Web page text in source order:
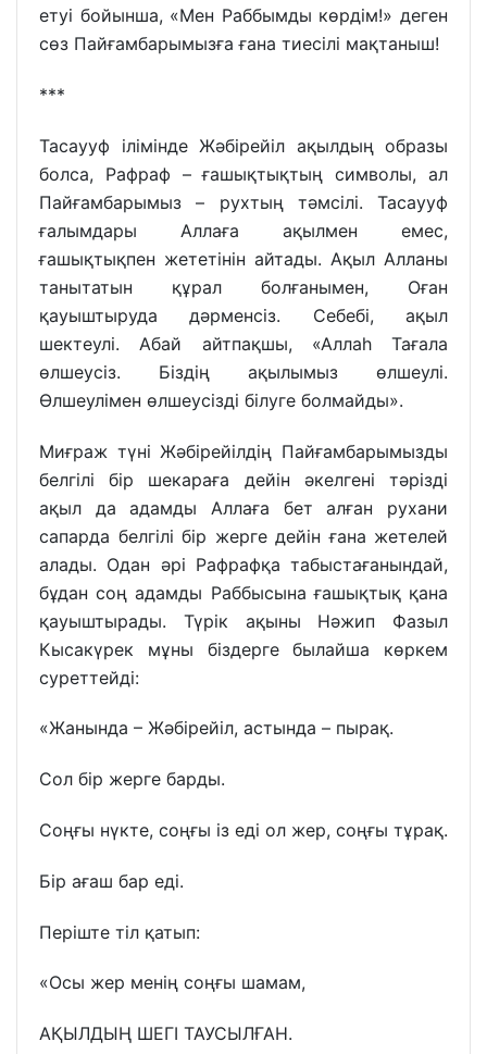
етуі бойынша, «Мен Раббымды көрдім!» деген
сөз Пайғамбарымызға ғана тиесілі мақтаныш!
***
Тасаууф ілімінде Жәбірейіл ақылдың образы
болса, Рафраф – ғашықтықтың символы, ал
Пайғамбарымыз – рухтың тәмсілі. Тасаууф
ғалымдары Аллаға ақылмен емес,
ғашықтықпен жететінін айтады. Ақыл Алланы
танытатын құрал болғанымен, Оған
қауыштыруда дәрменсіз. Себебі, ақыл
шектеулі. Абай айтпақшы, «Аллаһ Тағала
өлшеусіз. Біздің ақылымыз өлшеулі.
Өлшеулімен өлшеусізді білуге болмайды».
Миғраж түні Жәбірейілдің Пайғамбарымызды
белгілі бір шекараға дейін әкелгені тәрізді
ақыл да адамды Аллаға бет алған рухани
сапарда белгілі бір жерге дейін ғана жетелей
алады. Одан әрі Рафрафқа табыстағанындай,
бұдан соң адамды Раббысына ғашықтық қана
қауыштырады. Түрік ақыны Нәжип Фазыл
Кысакүрек мұны біздерге былайша көркем
суреттейді:
«Жанында – Жәбірейіл, астында – пырақ.
Сол бір жерге барды.
Соңғы нүкте, соңғы із еді ол жер, соңғы тұрақ.
Бір ағаш бар еді.
Періште тіл қатып:
«Осы жер менің соңғы шамам,
АҚЫЛДЫҢ ШЕГІ ТАУСЫЛҒАН.